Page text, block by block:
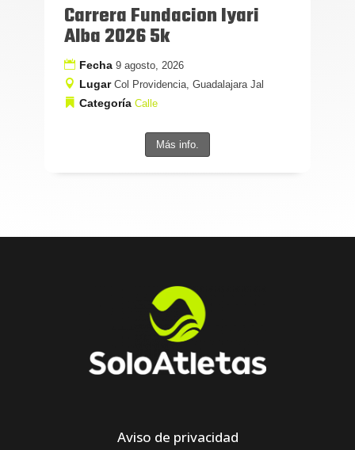
Carrera Fundacion Iyari
Alba 2026 5k
Fecha 9 agosto, 2026
Lugar Col Providencia, Guadalajara Jal
Categoría Calle
Más info.
Aviso de privacidad